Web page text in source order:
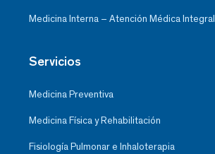
Medicina Interna – Atención Médica Integral
Servicios
Medicina Preventiva
Medicina Física y Rehabilitación
Fisiología Pulmonar e Inhaloterapia